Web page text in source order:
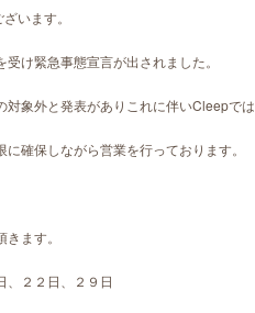
います。
け緊急事態宣言が出されました。
象外と発表がありこれに伴いCleepでは
確保しながら営業を行っております。
ます。
２２日、２９日